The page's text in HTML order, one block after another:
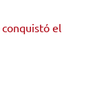
el